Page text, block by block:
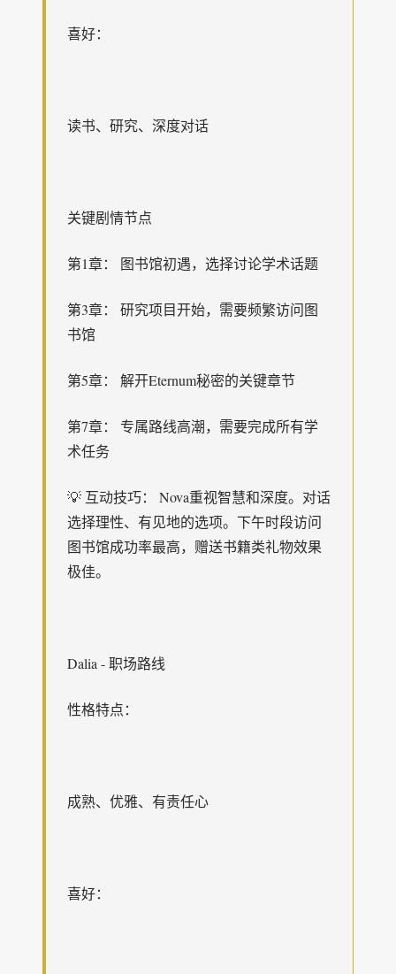
喜好：
读书、研究、深度对话
关键剧情节点
第1章： 图书馆初遇，选择讨论学术话题
第3章： 研究项目开始，需要频繁访问图
书馆
第5章： 解开Eternum秘密的关键章节
第7章： 专属路线高潮，需要完成所有学
术任务
💡 互动技巧： Nova重视智慧和深度。对话
选择理性、有见地的选项。下午时段访问
图书馆成功率最高，赠送书籍类礼物效果
极佳。
Dalia - 职场路线
性格特点：
成熟、优雅、有责任心
喜好：